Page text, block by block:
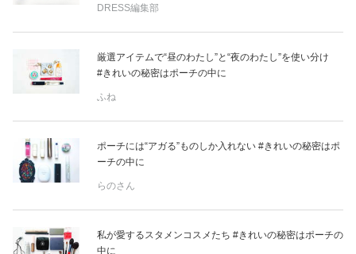
DRESS編集部
厳選アイテムで“昼のわたし”と“夜のわたし”を使い分け
#きれいの秘密はポーチの中に
ふね
ポーチには“アガる”ものしか入れない #きれいの秘密はポ
ーチの中に
らのさん
私が愛するスタメンコスメたち #きれいの秘密はポーチの
中に